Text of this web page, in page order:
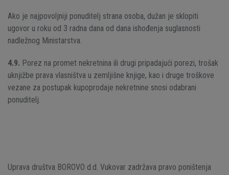
Ako je najpovoljniji ponuditelj strana osoba, dužan je sklopiti
ugovor u roku od 3 radna dana od dana ishođenja suglasnosti
nadležnog Ministarstva.
4.9. Porez na promet nekretnina ili drugi pripadajući porezi, trošak
uknjižbe prava vlasništva u zemljišne knjige, kao i druge troškove
vezane za postupak kupoprodaje nekretnine snosi odabrani
ponuditelj.
Uprava društva BOROVO d.d. Vukovar zadržava pravo poništenja